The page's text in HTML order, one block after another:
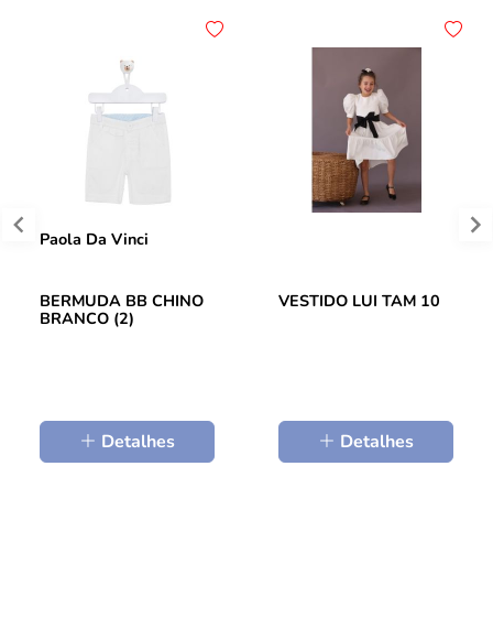
Paola Da Vinci
BERMUDA BB CHINO
BRANCO (2)
Detalhes
VESTIDO LUI TAM 10
Detalhes